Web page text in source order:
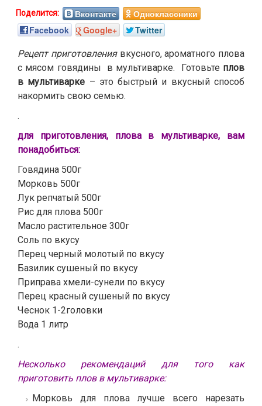
Вконтакте
Одноклассники
Facebook
Google+ Twitter
Рецепт приготовлениявкусного, ароматного плова
с мясом говядины в мультиварке. Готовьте плов
в мультиварке – это быстрый и вкусный способ
накормить свою семью.
.
для приготовления, плова в мультиварке, вам
понадобиться:
Говядина 500г
Морковь 500г
Лук репчатый 500г
Рис для плова 500г
Масло растительное 300г
Соль по вкусу
Перец черный молотый по вкусу
Базилик сушеный по вкусу
Приправа хмели-сунели по вкусу
Перец красный сушеный по вкусу
Чеснок 1-2головки
Вода 1 литр
.
Несколько рекомендаций для того как
приготовить плов в мультиварке:
Морковь для плова лучше всего нарезать